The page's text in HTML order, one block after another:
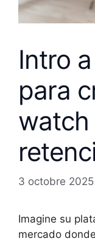
Intro
para
watch
3 octobre 2025
Imagine su
mercado